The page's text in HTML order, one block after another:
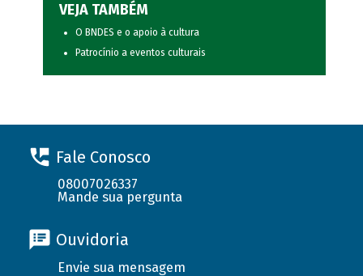
VEJA TAMBÉM
O BNDES e o apoio à cultura
Patrocínio a eventos culturais
Fale Conosco
08007026337
Mande sua pergunta
Ouvidoria
Envie sua mensagem